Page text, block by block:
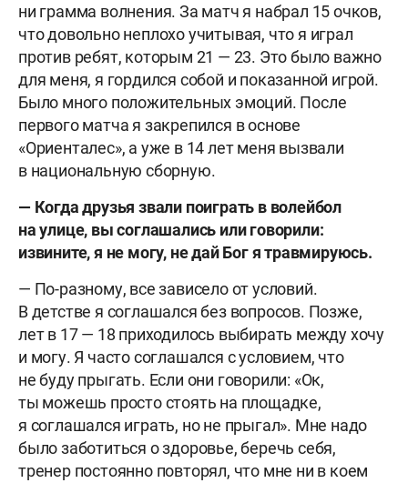
ни грамма волнения. За матч я набрал 15 очков,
что довольно неплохо учитывая, что я играл
против ребят, которым 21 — 23. Это было важно
для меня, я гордился собой и показанной игрой.
Было много положительных эмоций. После
первого матча я закрепился в основе
«Ориенталес», а уже в 14 лет меня вызвали
в национальную сборную.
— Когда друзья звали поиграть в волейбол
на улице, вы соглашались или говорили:
извините, я не могу, не дай Бог я травмируюсь.
— По-разному, все зависело от условий.
В детстве я соглашался без вопросов. Позже,
лет в 17 — 18 приходилось выбирать между хочу
и могу. Я часто соглашался с условием, что
не буду прыгать. Если они говорили: «Ок,
ты можешь просто стоять на площадке,
я соглашался играть, но не прыгал». Мне надо
было заботиться о здоровье, беречь себя,
тренер постоянно повторял, что мне ни в коем